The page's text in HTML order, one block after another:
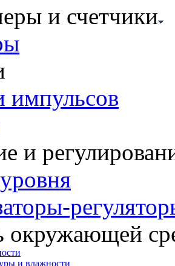
и счетчики
импульсов
и
окружающей
и влажности